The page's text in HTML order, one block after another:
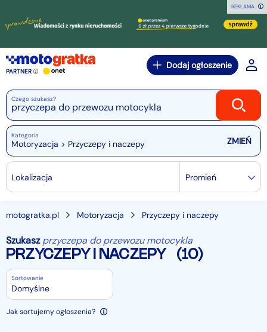
REKLAMA
PARTNER
Dodaj ogłoszenie
Czego szukasz?
Kategoria
Motoryzacja > Przyczepy i naczepy
Lokalizacja Promień
motogratka.pl Motoryzacja Przyczepy i naczepy
Szukasz przyczepa do przewozu motocykla
PRZYCZEPY I NACZEPY (10)
Sortowanie
Domyślne
Jak sortujemy ogłoszenia?